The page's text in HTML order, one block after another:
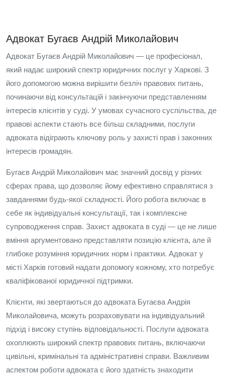
Адвокат Бугаєв Андрій Миколайович
Адвокат Бугаєв Андрій Миколайович — це професіонал,
який надає широкий спектр юридичних послуг у Харкові. З
його допомогою можна вирішити безліч правових питань,
починаючи від консультацій і закінчуючи представленням
інтересів клієнтів у суді. У умовах сучасного суспільства, де
правові аспекти стають все більш складними, послуги
адвоката відіграють ключову роль у захисті прав і законних
інтересів громадян.
Бугаєв Андрій Миколайович має значний досвід у різних
сферах права, що дозволяє йому ефективно справлятися з
завданнями будь-якої складності. Його робота включає в
себе як індивідуальні консультації, так і комплексне
супроводження справ. Захист адвоката в суді — це не лише
вміння аргументовано представляти позицію клієнта, але й
глибоке розуміння юридичних норм і практики. Адвокат у
місті Харків готовий надати допомогу кожному, хто потребує
кваліфікованої юридичної підтримки.
Клієнти, які звертаються до адвоката Бугаєва Андрія
Миколайовича, можуть розраховувати на індивідуальний
підхід і високу ступінь відповідальності. Послуги адвоката
охоплюють широкий спектр правових питань, включаючи
цивільні, кримінальні та адміністративні справи. Важливим
аспектом роботи адвоката є його здатність знаходити